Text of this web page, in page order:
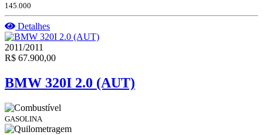
145.000
Detalhes
2011/2011
R$ 67.900,00
BMW 320I 2.0 (AUT)
GASOLINA